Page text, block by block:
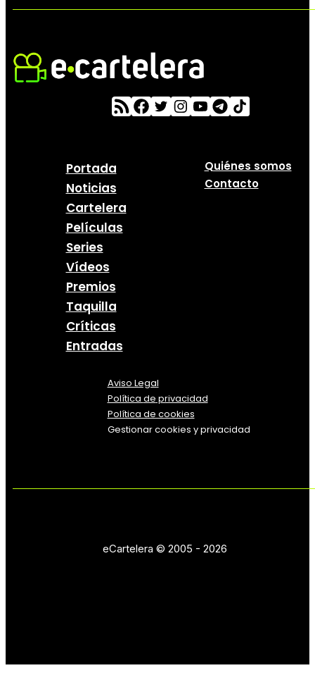
Portada
Noticias
Cartelera
Películas
Series
Vídeos
Premios
Taquilla
Críticas
Entradas
Quiénes somos
Contacto
Aviso Legal
Política de privacidad
Política de cookies
Gestionar cookies y privacidad
eCartelera © 2005 - 2026